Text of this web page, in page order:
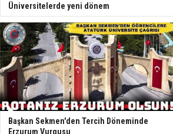
Üniversitelerde yeni dönem
Başkan Sekmen'den Tercih Döneminde
Erzurum Vurgusu